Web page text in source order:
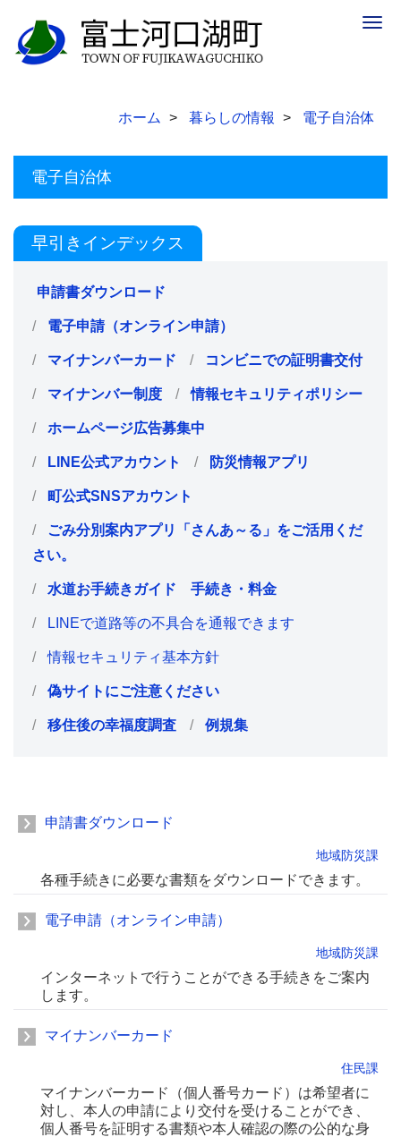
ホーム 暮らしの情報 電子自治体
電子自治体
早引きインデックス
申請書ダウンロード
電子申請（オンライン申請）
マイナンバーカード コンビニでの証明書交付
マイナンバー制度 情報セキュリティポリシー
ホームページ広告募集中
LINE公式アカウント 防災情報アプリ
町公式SNSアカウント
ごみ分別案内アプリ「さんあ～る」をご活用くだ
さい。
水道お手続きガイド 手続き・料金
LINEで道路等の不具合を通報できます
情報セキュリティ基本方針
偽サイトにご注意ください
移住後の幸福度調査 例規集
申請書ダウンロード
地域防災課
各種手続きに必要な書類をダウンロードできます。
電子申請（オンライン申請）
地域防災課
インターネットで行うことができる手続きをご案内
します。
マイナンバーカード
住民課
マイナンバーカード（個人番号カード）は希望者に
対し、本人の申請により交付を受けることができ、
個人番号を証明する書類や本人確認の際の公的な身